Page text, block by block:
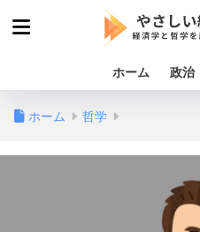
ホーム 政治
ホーム 哲学